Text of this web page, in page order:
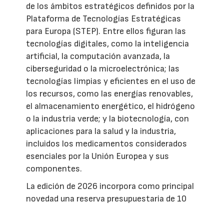
de los ámbitos estratégicos definidos por la
Plataforma de Tecnologías Estratégicas
para Europa (STEP). Entre ellos figuran las
tecnologías digitales, como la inteligencia
artificial, la computación avanzada, la
ciberseguridad o la microelectrónica; las
tecnologías limpias y eficientes en el uso de
los recursos, como las energías renovables,
el almacenamiento energético, el hidrógeno
o la industria verde; y la biotecnología, con
aplicaciones para la salud y la industria,
incluidos los medicamentos considerados
esenciales por la Unión Europea y sus
componentes.
La edición de 2026 incorpora como principal
novedad una reserva presupuestaria de 10